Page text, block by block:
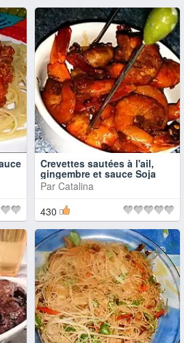
Crevettes sautées à l'ail,
gingembre et sauce Soja
Par Catalina
430